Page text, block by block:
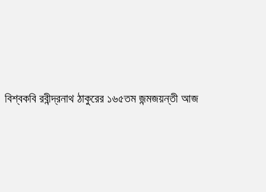
বিশ্বকবি রবীন্দ্রনাথ ঠাকুরের ১৬৫তম জন্মজয়ন্তী আজ